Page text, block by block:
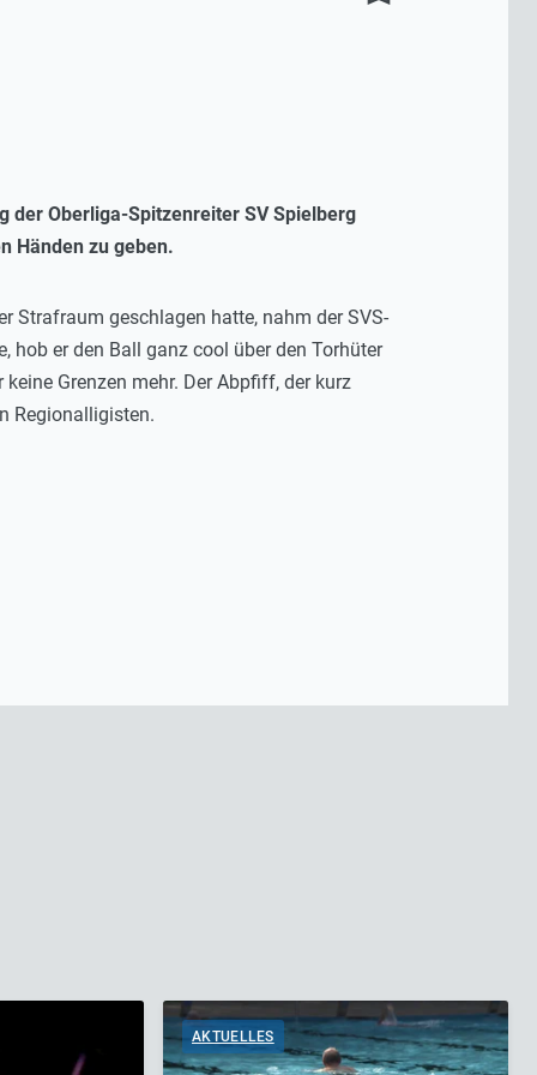
der Oberliga-Spitzenreiter SV Spielberg
Händen zu geben.
Strafraum geschlagen hatte, nahm der SVS-
hob er den Ball ganz cool über den Torhüter
Grenzen mehr. Der Abpfiff, der kurz
Regionalligisten.
AKTUELLES